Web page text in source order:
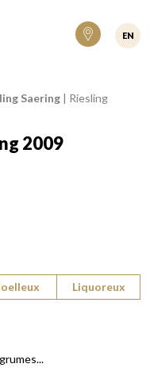
Vignerons 100%
EN
Saering | Riesling
2009
Liquoreux